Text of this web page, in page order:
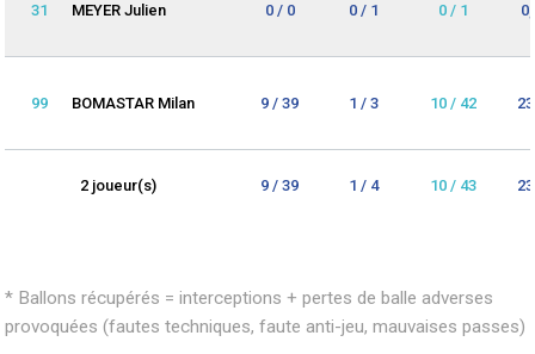
31 MEYER Julien 0 / 0 0 / 1 0 / 1
99 BOMASTAR Milan 9 / 39 1 / 3 10 / 42
2 joueur(s) 9 / 39 1 / 4 10 / 43
* Ballons récupérés = interceptions + pertes de balle adverses
provoquées (fautes techniques, faute anti-jeu, mauvaises passes)